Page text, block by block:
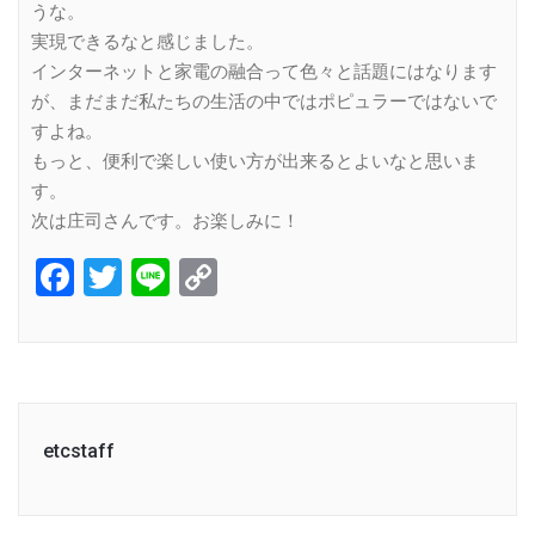
うな。
実現できるなと感じました。
インターネットと家電の融合って色々と話題にはなります
が、まだまだ私たちの生活の中ではポピュラーではないで
すよね。
もっと、便利で楽しい使い方が出来るとよいなと思いま
す。
次は庄司さんです。お楽しみに！
Facebook
Twitter
Line
etcstaff